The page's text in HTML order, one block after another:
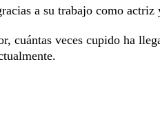
a su trabajo como actriz
cuántas veces cupido ha